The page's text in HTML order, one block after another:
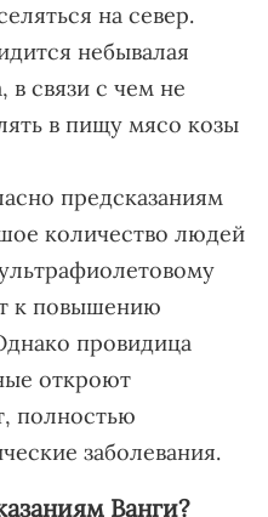
на север.
небывалая
в связи с чем не
в пищу мясо козы
предсказаниям
количество людей
к повышению
провидица
откроют
полностью
заболевания.
Ванги?